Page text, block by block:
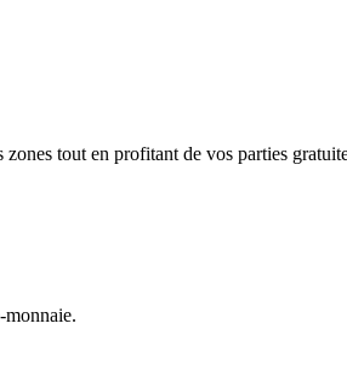
tout en profitant de vos parties
monnaie.